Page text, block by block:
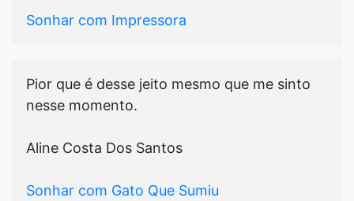
Sonhar com Impressora
Pior que é desse jeito mesmo que me sinto
nesse momento.
Aline Costa Dos Santos
Sonhar com Gato Que Sumiu